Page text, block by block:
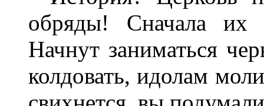
обряды! Сначала их
Начнут заниматься
колдовать, идолам